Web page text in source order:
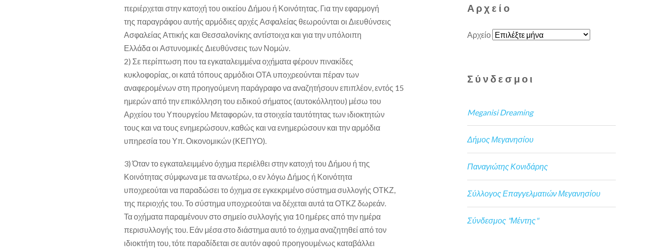
περιέρχεται στην κατοχή του οικείου Δήμου ή Κοινότητας. Για την εφαρμογή
της παραγράφου αυτής αρμόδιες αρχές Ασφαλείας θεωρούνται οι Διευθύνσεις
Ασφαλείας Αττικής και Θεσσαλονίκης αντίστοιχα και για την υπόλοιπη
Ελλάδα οι Αστυνομικές Διευθύνσεις των Νομών.
2) Σε περίπτωση που τα εγκαταλειμμένα οχήματα φέρουν πινακίδες
κυκλοφορίας, οι κατά τόπους αρμόδιοι ΟΤΑ υποχρεούνται πέραν των
αναφερομένων στη προηγούμενη παράγραφο να αναζητήσουν επιπλέον, εντός 15
ημερών από την επικόλληση του ειδικού σήματος (αυτοκόλλητου) μέσω του
Αρχείου του Υπουργείου Μεταφορών, τα στοιχεία ταυτότητας των ιδιοκτητών
τους και να τους ενημερώσουν, καθώς και να ενημερώσουν και την αρμόδια
υπηρεσία του Υπ. Οικονομικών (ΚΕΠΥΟ).
3) Όταν το εγκαταλειμμένο όχημα περιέλθει στην κατοχή του Δήμου ή της
Κοινότητας σύμφωνα με τα ανωτέρω, ο εν λόγω Δήμος ή Κοινότητα
υποχρεούται να παραδώσει το όχημα σε εγκεκριμένο σύστημα συλλογής ΟΤΚΖ,
της περιοχής του. Το σύστημα υποχρεούται να δέχεται αυτά τα ΟΤΚΖ δωρεάν.
Τα οχήματα παραμένουν στο σημείο συλλογής για 10 ημέρες από την ημέρα
περισυλλογής του. Εάν μέσα στο διάστημα αυτό το όχημα αναζητηθεί από τον
ιδιοκτήτη του, τότε παραδίδεται σε αυτόν αφού προηγουμένως καταβάλλει
Αρχείο
Αρχείο
Σύνδεσμοι
Meganisi Dreaming
Δήμος Μεγανησίου
Παναγιώτης Κονιδάρης
Σύλλογος Επαγγελματιών Μεγανησίου
Σύνδεσμος "Μέντης"